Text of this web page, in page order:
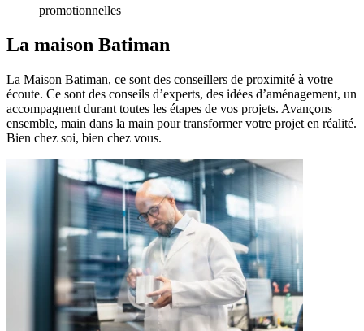
promotionnelles
La maison Batiman
La Maison Batiman, ce sont des conseillers de proximité à votre
écoute. Ce sont des conseils d’experts, des idées d’aménagement, un
accompagnent durant toutes les étapes de vos projets. Avançons
ensemble, main dans la main pour transformer votre projet en réalité.
Bien chez soi, bien chez vous.